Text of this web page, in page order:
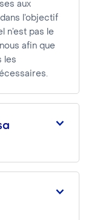
aux
l’objectif
n’est pas le
afin que
les